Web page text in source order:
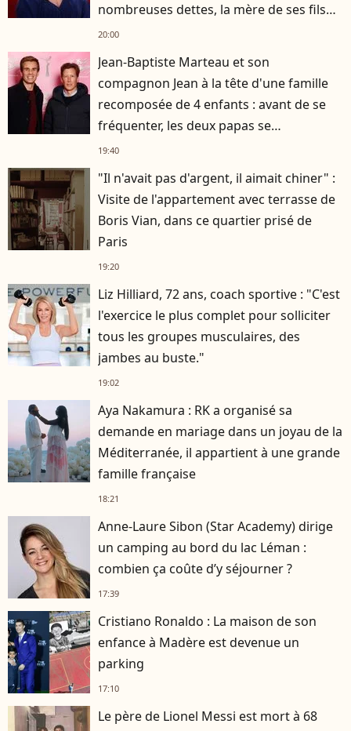
nombreuses dettes, la mère de ses fils
s'est occupée de tout
20:00
Jean-Baptiste Marteau et son
compagnon Jean à la tête d'une famille
recomposée de 4 enfants : avant de se
fréquenter, les deux papas se
connaissaient depuis des années
19:40
"Il n'avait pas d'argent, il aimait chiner" :
Visite de l'appartement avec terrasse de
Boris Vian, dans ce quartier prisé de
Paris
19:20
Liz Hilliard, 72 ans, coach sportive : "C'est
l'exercice le plus complet pour solliciter
tous les groupes musculaires, des
jambes au buste."
19:02
Aya Nakamura : RK a organisé sa
demande en mariage dans un joyau de la
Méditerranée, il appartient à une grande
famille française
18:21
Anne-Laure Sibon (Star Academy) dirige
un camping au bord du lac Léman :
combien ça coûte d’y séjourner ?
17:39
Cristiano Ronaldo : La maison de son
enfance à Madère est devenue un
parking
17:10
Le père de Lionel Messi est mort à 68